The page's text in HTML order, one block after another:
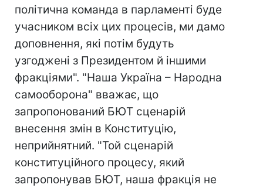
політична команда в парламенті буде
учасником всіх цих процесів, ми дамо
доповнення, які потім будуть
узгоджені з Президентом й іншими
фракціями". "Наша Україна – Народна
самооборона" вважає, що
запропонований БЮТ сценарій
внесення змін в Конституцію,
неприйнятний. "Той сценарій
конституційного процесу, який
запропонував БЮТ, наша фракція не